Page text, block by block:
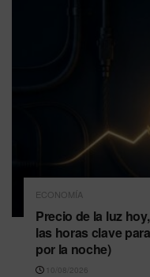
ECONOMÍA
Precio de la luz
las horas clave
por la noche)
10/08/2026